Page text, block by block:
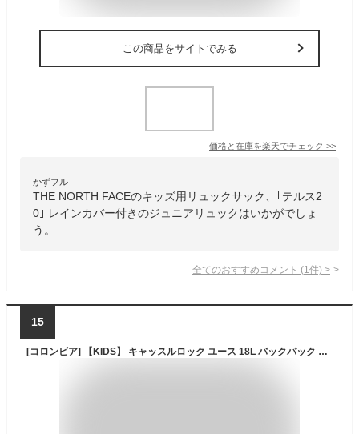
この商品をサイトでみる
価格と在庫を楽天でチェック >>
かずフル
THE NORTH FACEのキッズ用リュックサック、｢テルス2
0｣ レインカバー付きのジュニアリュックはいかがでしょ
う。
全てのおすすめコメント (1 件) >
15
[コロンビア] 【KIDS】 キャッスルロック ユース 18L バックパック PU8705 キッズ ワンサイズ ブラック